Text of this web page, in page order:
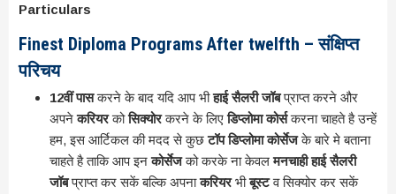
Particulars
Finest Diploma Programs After twelfth – संक्षिप्त
परिचय
12वीं पासकरने के बाद यदि आप भीहाई सैलरी जॉबप्राप्त करने और
अपनेकरियरकोसिक्योरकरने के लिएडिप्लोमा कोर्सकरना चाहते है उन्हें
हम, इस आर्टिकल की मदद से कुछटॉप डिप्लोमा कोर्सेजके बारे मे बताना
चाहते है ताकि आप इनकोर्सेजको करके ना केवलमनचाही हाई सैलरी
जॉबप्राप्त कर सकें बल्कि अपनाकरियरभीबूस्टव सिक्योर कर सकें